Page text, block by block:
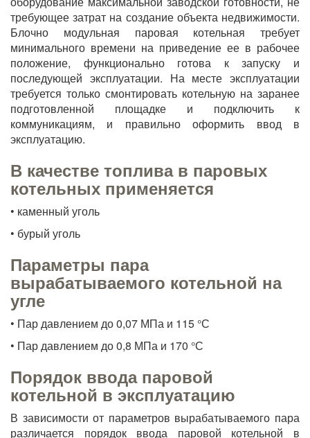
требующее затрат на создание объекта недвижимости.
Блочно модульная паровая котельная требует
минимального времени на приведение ее в рабочее
положение, функционально готова к запуску и
последующей эксплуатации. На месте эксплуатации
требуется только смонтировать котельную на заранее
подготовленной площадке и подключить к
коммуникациям, и правильно оформить ввод в
эксплуатацию.
В качестве топлива в паровых
котельных применяется
• каменный уголь
• бурый уголь
Параметры пара
вырабатываемого котельной на
угле
• Пар давлением до 0,07 МПа и 115 °С
• Пар давлением до 0,8 МПа и 170 °С
Порядок ввода паровой
котельной в эксплуатацию
В зависимости от параметров вырабатываемого пара
различается порядок ввода паровой котельной в